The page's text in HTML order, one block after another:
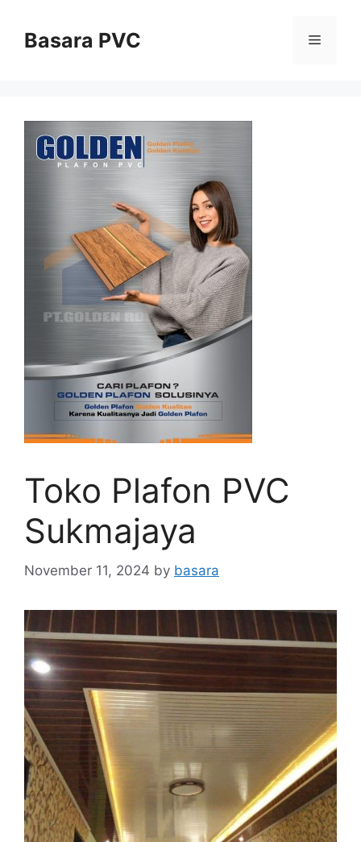
contentBasara PVC Menu
Toko Plafon PVC
Sukmajaya
November 11, 2024 by basara